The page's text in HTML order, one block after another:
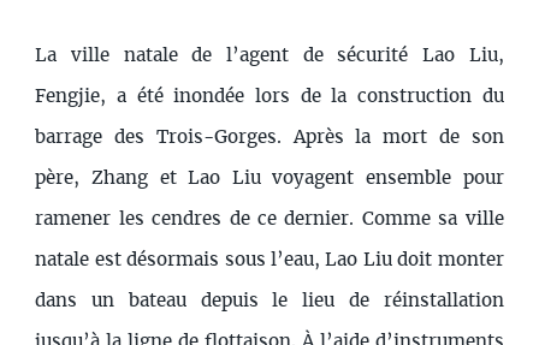
La ville natale de l’agent de sécurité Lao Liu,
Fengjie, a été inondée lors de la construction du
barrage des Trois-Gorges. Après la mort de son
père, Zhang et Lao Liu voyagent ensemble pour
ramener les cendres de ce dernier. Comme sa ville
natale est désormais sous l’eau, Lao Liu doit monter
dans un bateau depuis le lieu de réinstallation